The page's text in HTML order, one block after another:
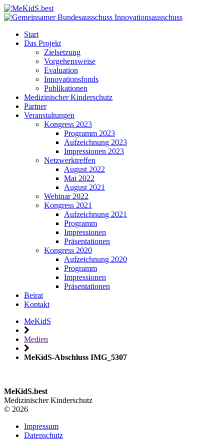
Start
Das Projekt
Zielsetzung
Vorgehensweise
Evaluation
Innovationsfonds
Publikationen
Medizinischer Kinderschutz
Partner
Veranstaltungen
Kongress 2023
Programm 2023
Aufzeichnung 2023
Impressionen 2023
Netzwerktreffen
August 2022
Mai 2022
August 2021
Webinar 2022
Kongress 2021
Aufzeichnung 2021
Programm
Impressionen
Präsentationen
Kongress 2020
Aufzeichnung 2020
Programm
Impressionen
Präsentationen
Beirat
Kontakt
MeKidS
Medien
MeKidS-Abschluss IMG_5307
MeKidS.best
Medizinischer Kinderschutz
© 2026
Impressum
Datenschutz